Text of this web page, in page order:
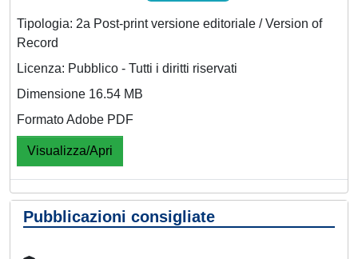
Tipologia: 2a Post-print versione editoriale / Version of
Record
Licenza: Pubblico - Tutti i diritti riservati
Dimensione 16.54 MB
Formato Adobe PDF
Visualizza/Apri
Pubblicazioni consigliate